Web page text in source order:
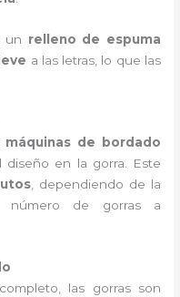
un relleno de espuma
a las letras, lo que las
máquinas de bordado
diseño en la gorra. Este
, dependiendo de la
número de gorras a
las gorras son